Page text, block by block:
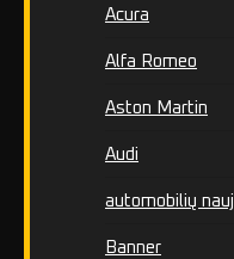
Acura
Alfa Romeo
Aston Martin
Audi
automobilių
Banner